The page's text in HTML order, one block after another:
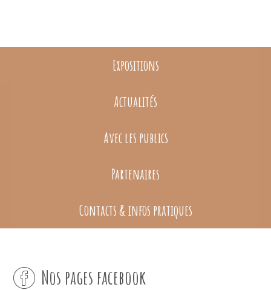
Expositions
Actualités
Avec les publics
Partenaires
Contacts & infos pratiques
Nos pages facebook